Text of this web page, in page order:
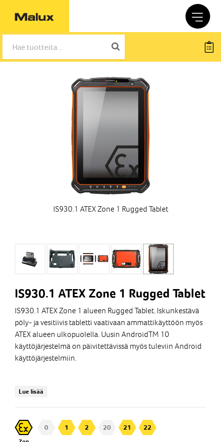
IS930.1 ATEX Zone 1 Rugged Tablet
IS930.1 ATEX Zone 1 Rugged Tablet
IS930.1 ATEX Zone 1 alueen Rugged Tablet. Iskunkestävä
pöly- ja vesitiivis tabletti vaativaan ammattikäyttöön myös
ATEX alueen ulkopuolella. Uusin AndroidTM 10
käyttöjärjestelmä on päivitettävissä myös tuleviin Android
käyttöjärjestelmiin.
ATEX Zone 1/21
eli järjestelmä päivitykset onnistuvat myös tuleviin
Android järjestelmäversioihin
Lue lisää
0 1 2 20 21 22